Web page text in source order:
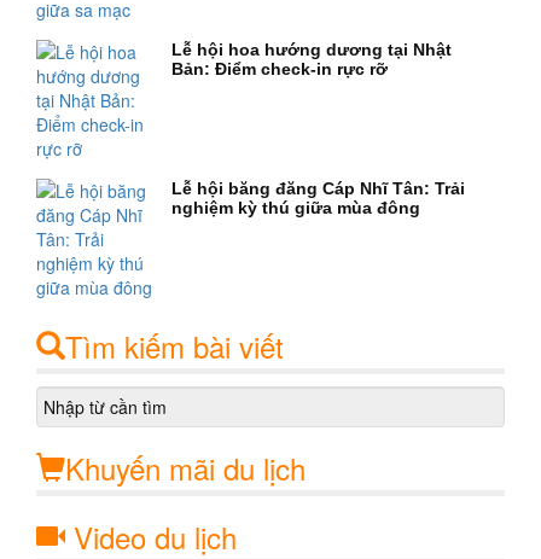
Lễ hội hoa hướng dương tại Nhật
Bản: Điểm check-in rực rỡ
Lễ hội băng đăng Cáp Nhĩ Tân: Trải
nghiệm kỳ thú giữa mùa đông
Tìm kiếm bài viết
Khuyến mãi du lịch
Video du lịch